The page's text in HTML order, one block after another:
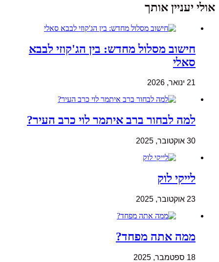
אולי יעניין אותך
חישוב מסלול מחדש: בין הג'קוזי לבבא
סאלי
21 ינואר, 2026
למה לבחור ברב איתמר לוי כרב העיר?
30 אוקטובר, 2025
לייקי לוק
23 אוקטובר, 2025
ממה אתה מפחד?
18 ספטמבר, 2025